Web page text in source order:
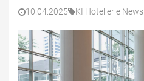
10.04.2025 KI Hotellerie News